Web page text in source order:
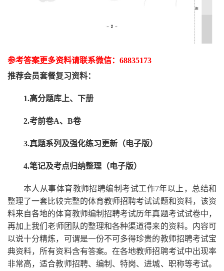
参考答案更多资料请联系微信： 68835173
推荐会员套餐复习资料：
1.高分题库上、下册
2.考前卷A、B卷
3.真题系列及强化练习更新（电子版）
4.笔记及考点归纳整理（电子版）
本人从事体育教师招聘编制考试工作7年以上，总结和
整理了一套比较完整的体育教师招聘考试试题和资料，该资
料来自各地的体育教师编制招聘考试历年真题考试试卷中，
再加上我们老师 团队的整理和各种渠道得来的资料。内容可
以说十分精炼，可谓是一份不可多得珍贵的教师招聘考试宝
典资料，所有资料含有答案。在各地教师招聘考试中出现率
非常高，适合教师招聘、编制、特岗、进城、职称等考试。